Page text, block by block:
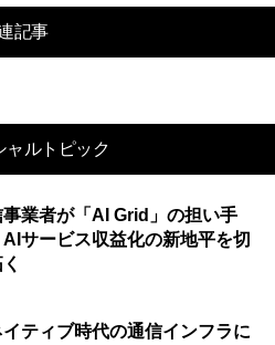
記事
ャルトピック
事業者が「AI Grid」の担い手
サービス収益化の新地平を切
ティブ時代の通信インフラに